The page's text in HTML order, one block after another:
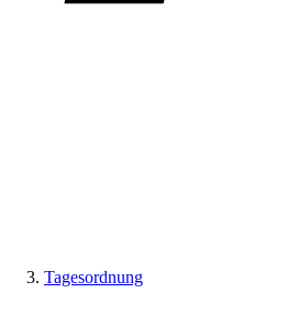
Tagesordnung